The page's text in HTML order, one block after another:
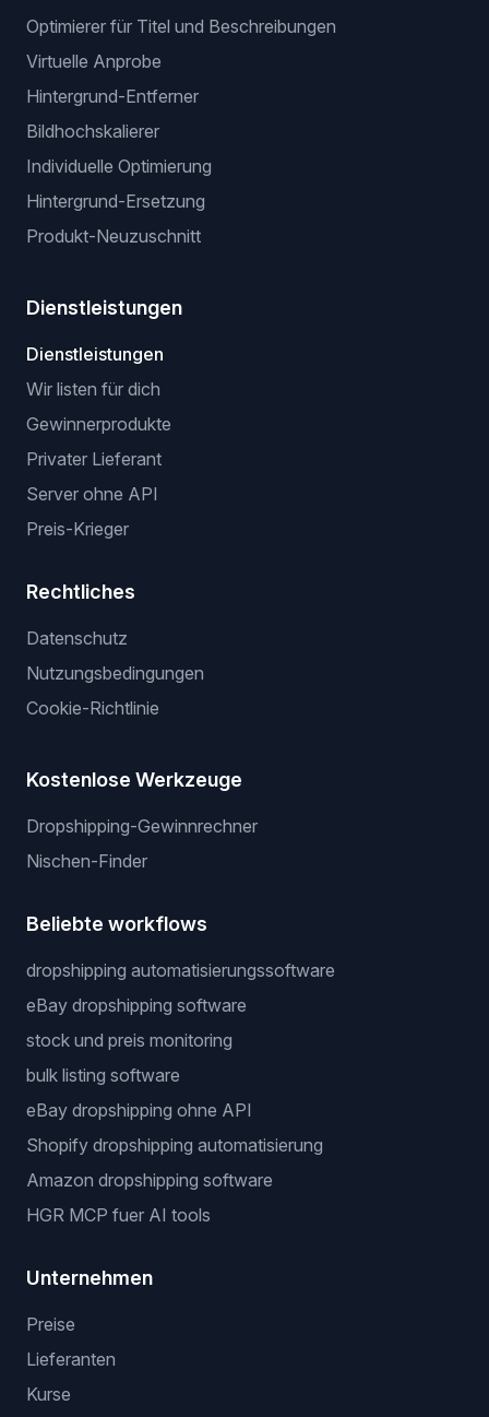
Optimierer für Titel und Beschreibungen
Virtuelle Anprobe
Hintergrund-Entferner
Bildhochskalierer
Individuelle Optimierung
Hintergrund-Ersetzung
Produkt-Neuzuschnitt
Dienstleistungen
Dienstleistungen
Wir listen für dich
Gewinnerprodukte
Privater Lieferant
Server ohne API
Preis-Krieger
Rechtliches
Datenschutz
Nutzungsbedingungen
Cookie-Richtlinie
Kostenlose Werkzeuge
Dropshipping-Gewinnrechner
Nischen-Finder
Beliebte workflows
dropshipping automatisierungssoftware
eBay dropshipping software
stock und preis monitoring
bulk listing software
eBay dropshipping ohne API
Shopify dropshipping automatisierung
Amazon dropshipping software
HGR MCP fuer AI tools
Unternehmen
Preise
Lieferanten
Kurse